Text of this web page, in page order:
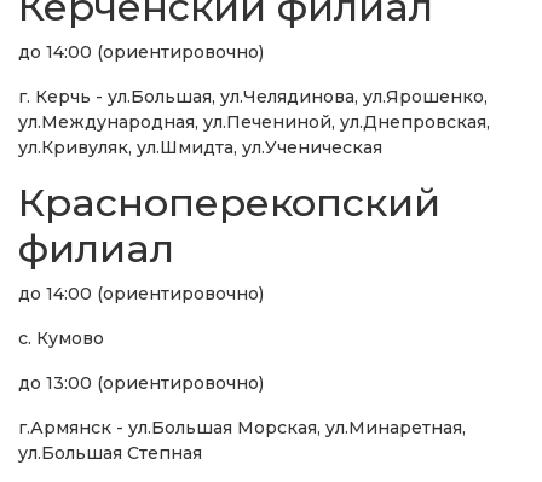
до 14:00 (ориентировочно)
г. Керчь - ул.Большая, ул.Челядинова, ул.Ярошенко,
ул.Международная, ул.Печениной, ул.Днепровская,
ул.Кривуляк, ул.Шмидта, ул.Ученическая
Красноперекопский
филиал
до 14:00 (ориентировочно)
с. Кумово
до 13:00 (ориентировочно)
г.Армянск - ул.Большая Морская, ул.Минаретная,
ул.Большая Степная